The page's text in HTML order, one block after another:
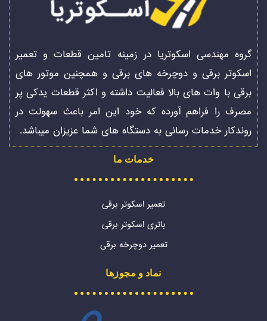
گروه مهندسی اسکوتریا در زمینه تامین قطعات و تعمیر
اسکوتر برقی و دوچرخه های برقی و همچنین موتور های
برقی با وات های بالا فعالیت داشته و اکثر قطعات یدکی پر
مصرف را فراهم آورده که خود این امر باعث سهولت در
روندکار خدمات رسانی به دستگاه های شما عزیزان میباشد.
خدمات ما
تعمیر اسکوتر برقی
باتری اسکوتر برقی
تعمیر دوچرخه برقی
نماد و مجوزها